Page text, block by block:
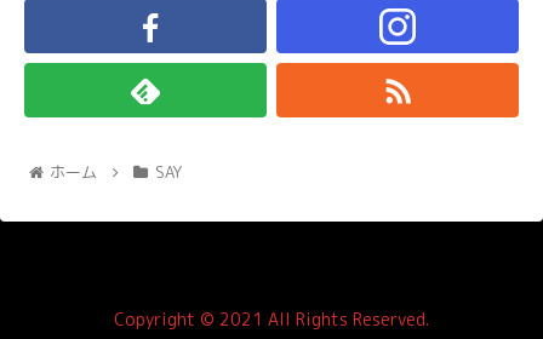
ホーム SAY
Copyright © 2021 All Rights Reserved.